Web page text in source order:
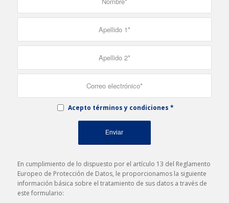
Acepto términos y condiciones *
En cumplimiento de lo dispuesto por el artículo 13 del Reglamento
Europeo de Protección de Datos, le proporcionamos la siguiente
información básica sobre el tratamiento de sus datos a través de
este formulario: